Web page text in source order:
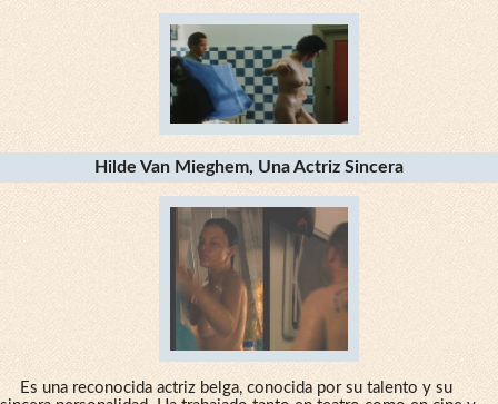
Hilde Van Mieghem, Una Actriz Sincera
Es una reconocida actriz belga, conocida por su talento y su